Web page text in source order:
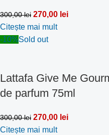
300,00lei 270,00 lei
Citește mai mult
-10%Sold out
Lattafa Give Me
de parfum 75ml
300,00lei 270,00 lei
Citește mai mult